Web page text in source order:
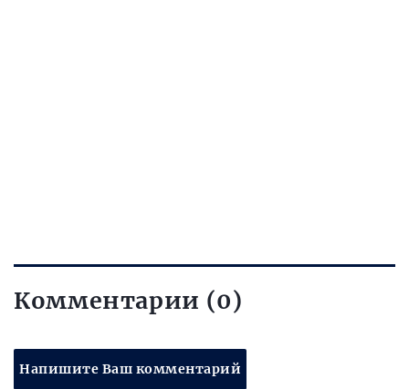
Комментарии (0)
Напишите Ваш комментарий